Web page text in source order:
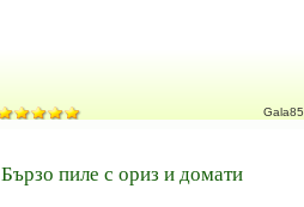
Gala85
Бързо пиле с ориз и домати